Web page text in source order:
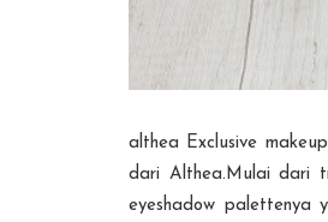
althea Exclusive
dari Althea.Mulai dari
eyeshadow palettenya